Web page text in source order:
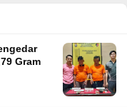
Gram